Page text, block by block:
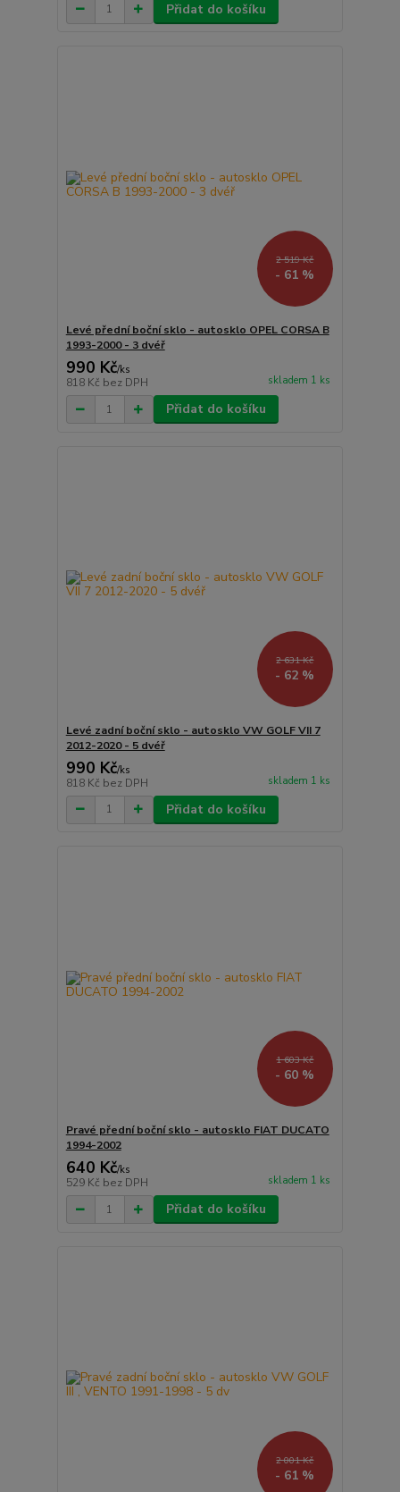
Přidat do košíku
2 519 Kč
- 61 %
Levé přední boční sklo - autosklo OPEL CORSA B
1993-2000 - 3 dvéř
990 Kč/ks
818 Kč bez DPH skladem 1 ks
Přidat do košíku
2 631 Kč
- 62 %
Levé zadní boční sklo - autosklo VW GOLF VII 7
2012-2020 - 5 dvéř
990 Kč/ks
818 Kč bez DPH skladem 1 ks
Přidat do košíku
1 603 Kč
- 60 %
Pravé přední boční sklo - autosklo FIAT DUCATO
1994-2002
640 Kč/ks
529 Kč bez DPH skladem 1 ks
Přidat do košíku
2 001 Kč
- 61 %